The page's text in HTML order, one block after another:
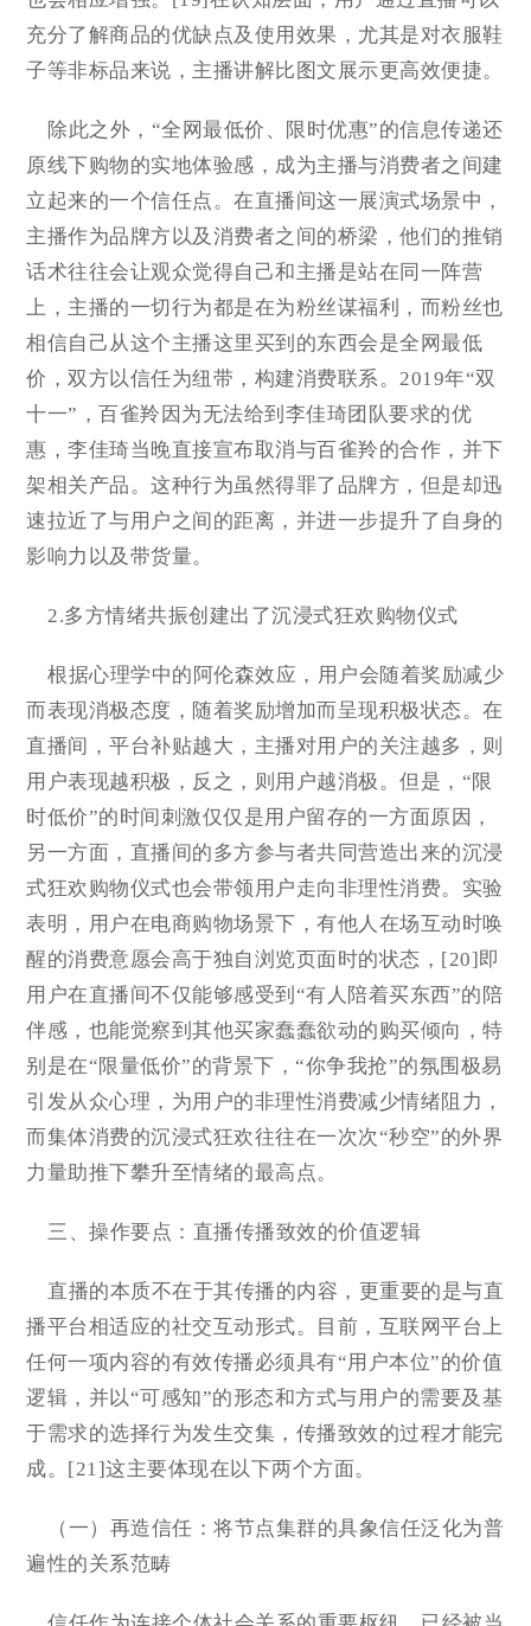
充分了解商品的优缺点及使用效果，尤其是对衣服鞋
子等非标品来说，主播讲解比图文展示更高效便捷。
除此之外，“全网最低价、限时优惠”的信息传递还
原线下购物的实地体验感，成为主播与消费者之间建
立起来的一个信任点。在直播间这一展演式场景中，
主播作为品牌方以及消费者之间的桥梁，他们的推销
话术往往会让观众觉得自己和主播是站在同一阵营
上，主播的一切行为都是在为粉丝谋福利，而粉丝也
相信自己从这个主播这里买到的东西会是全网最低
价，双方以信任为纽带，构建消费联系。2019年“双
十一”，百雀羚因为无法给到李佳琦团队要求的优
惠，李佳琦当晚直接宣布取消与百雀羚的合作，并下
架相关产品。这种行为虽然得罪了品牌方，但是却迅
速拉近了与用户之间的距离，并进一步提升了自身的
影响力以及带货量。
2.多方情绪共振创建出了沉浸式狂欢购物仪式
根据心理学中的阿伦森效应，用户会随着奖励减少
而表现消极态度，随着奖励增加而呈现积极状态。在
直播间，平台补贴越大，主播对用户的关注越多，则
用户表现越积极，反之，则用户越消极。但是，“限
时低价”的时间刺激仅仅是用户留存的一方面原因，
另一方面，直播间的多方参与者共同营造出来的沉浸
式狂欢购物仪式也会带领用户走向非理性消费。实验
表明，用户在电商购物场景下，有他人在场互动时唤
醒的消费意愿会高于独自浏览页面时的状态，[20]即
用户在直播间不仅能够感受到“有人陪着买东西”的陪
伴感，也能觉察到其他买家蠢蠢欲动的购买倾向，特
别是在“限量低价”的背景下，“你争我抢”的氛围极易
引发从众心理，为用户的非理性消费减少情绪阻力，
而集体消费的沉浸式狂欢往往在一次次“秒空”的外界
力量助推下攀升至情绪的最高点。
三、操作要点：直播传播致效的价值逻辑
直播的本质不在于其传播的内容，更重要的是与直
播平台相适应的社交互动形式。目前，互联网平台上
任何一项内容的有效传播必须具有“用户本位”的价值
逻辑，并以“可感知”的形态和方式与用户的需要及基
于需求的选择行为发生交集，传播致效的过程才能完
成。[21]这主要体现在以下两个方面。
（一）再造信任：将节点集群的具象信任泛化为普
遍性的关系范畴